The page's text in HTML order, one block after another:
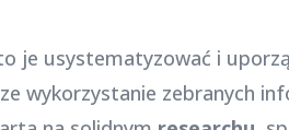
je usystematyzować i
wykorzystanie zebranych